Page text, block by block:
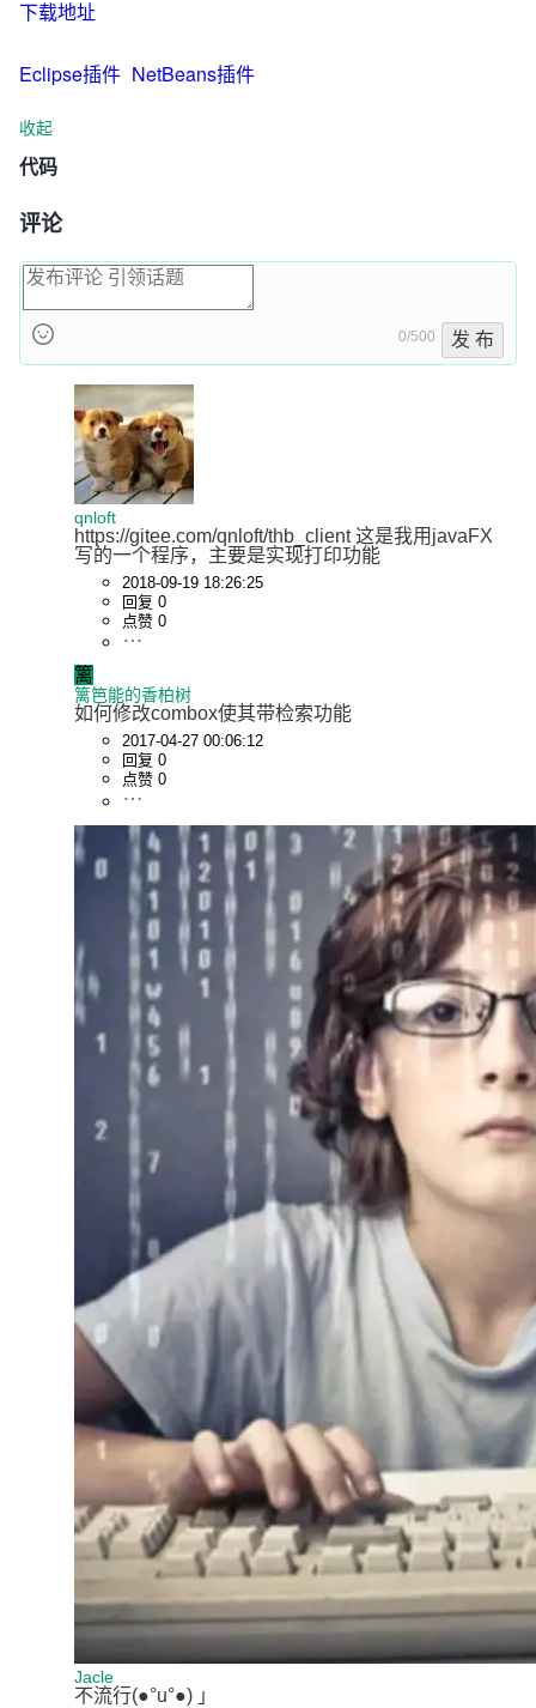
下载地址
Eclipse插件 NetBeans插件
收起
代码
评论
0/500 发 布
qnloft
https://gitee.com/qnloft/thb_client 这是我用javaFX
写的一个程序，主要是实现打印功能
2018-09-19 18:26:25
回复 0
点赞 0
篱
篱笆能的香柏树
如何修改combox使其带检索功能
2017-04-27 00:06:12
回复 0
点赞 0
Jacle
不流行(●°u°●)​ 」